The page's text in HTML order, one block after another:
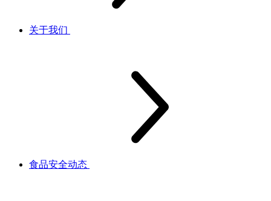
关于我们
食品安全动态